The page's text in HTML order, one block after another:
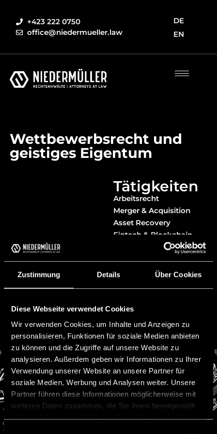
Zustimmung Details Über Cookies
Diese Webseite verwendet Cookies
Wir verwenden Cookies, um Inhalte und Anzeigen zu
personalisieren, Funktionen für soziale Medien anbieten
zu können und die Zugriffe auf unsere Website zu
analysieren. Außerdem geben wir Informationen zu Ihrer
Verwendung unserer Website an unsere Partner für
soziale Medien, Werbung und Analysen weiter. Unsere
Partner führen diese Informationen möglicherweise mit
weiteren Daten zusammen, die Sie ihnen bereitgestellt
haben oder die sie im Rahmen Ihrer Nutzung der Dienste
Einwilligungsauswahl
+423 222 0750
office@niedermueller.law
DE
EN
Wettbewerbsrecht und
geistiges Eigentum
Tätigkeiten
Arbeitsrecht
Merger & Acquisition
Asset Recovery
Fintech & Blockchain
Wirtschaftsstrafrecht
Verantwortlichkeitsrecht
Anlegerverfahren
Kontakt
Niedermüller Rechtsanwälte